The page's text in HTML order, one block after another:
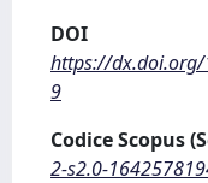
DOI
https://
9
Codice Scopus
2-s2.0-